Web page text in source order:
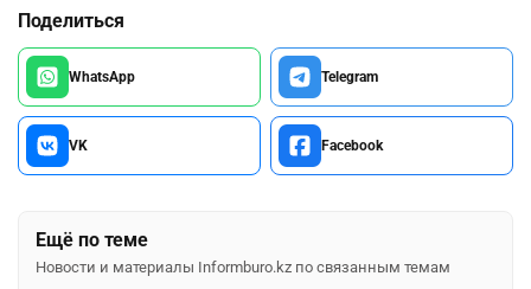
Поделиться
WhatsApp Telegram
VK Facebook
Ещё по теме
Новости и материалы Informburo.kz по связанным темам